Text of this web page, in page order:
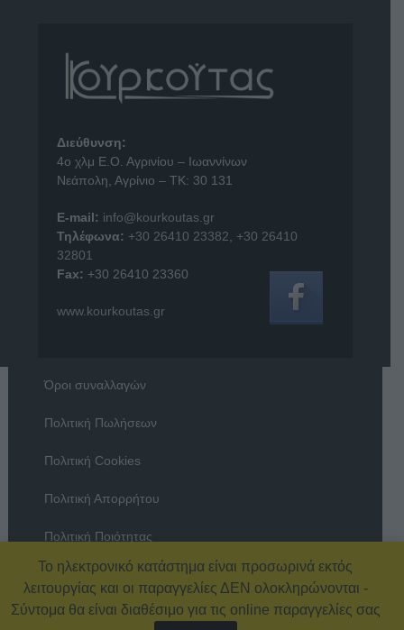
Διεύθυνση:
4o χλμ Ε.Ο. Αγρινίου – Ιωαννίνων
Νεάπολη, Αγρίνιο – ΤΚ: 30 131
E-mail: info@kourkoutas.gr
Τηλέφωνα: +30 26410 23382
+30 26410
32801
Fax: +30 26410 23360
www.kourkoutas.gr
Όροι συναλλαγών
Πολιτική Πωλήσεων
Πολιτική Cookies
Πολιτική Απορρήτου
Πολιτική Ποιότητας
Όροι χρήσης
Το ηλεκτρονικό κατάστημα είναι προσωρινά εκτός
λειτουργίας και οι παραγγελίες ΔΕΝ ολοκληρώνονται -
Σύντομα θα είναι διαθέσιμο για τις online παραγγελίες σας